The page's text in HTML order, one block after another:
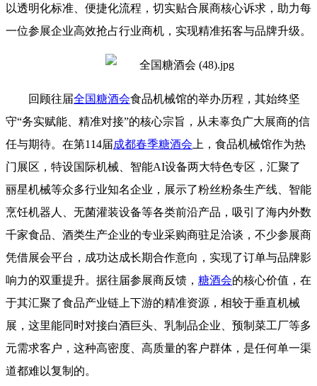
以透明化标准、便捷化流程，切实贴合展商核心诉求，助力每
一位参展企业高效抢占行业商机，实现精准拓客与品牌升级。
回顾往届全国糖酒会食品机械馆的举办历程，其始终坚
守“务实赋能、精准对接”的核心宗旨，从未辜负广大展商的信
任与期待。在第114届成都春季糖酒会 上，食品机械馆作为热
门展区，特设国际机械、智能AI设备两大特色专区，汇聚了
丽星机械等众多行业知名企业，展示了粉丝粉条生产线、智能
烹饪机器人、无菌灌装设备等各类前沿产品，吸引了海内外数
千家食品、酒类生产企业的专业采购商驻足洽谈，不少参展商
凭借展会平台，成功达成长期合作意向，实现了订单与品牌影
响力的双重提升。据往届参展商反馈， 糖酒会的核心价值，在
于其汇聚了食品产业链上下游的精准资源，相较于垂直机械
展，这里能同时对接白酒巨头、乳制品企业、预制菜工厂等多
元需求客户，这种高密度、高质量的客户群体，是任何单一渠
道都难以复制的。